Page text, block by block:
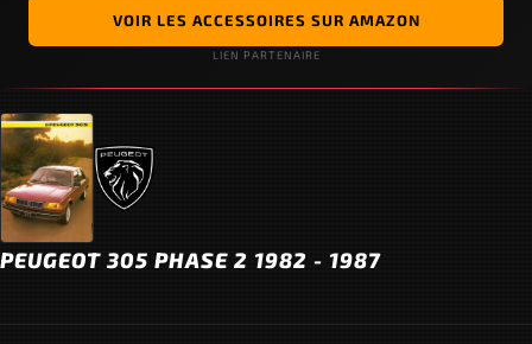
VOIR LES ACCESSOIRES SUR AMAZON
LIEN PARTENAIRE
PEUGEOT 305 PHASE 2 1982 - 1987